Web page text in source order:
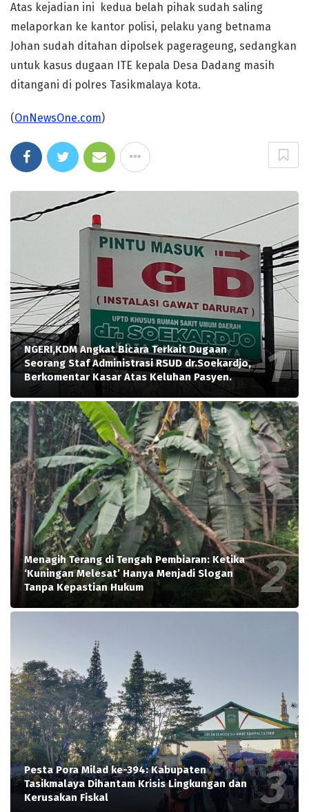
Atas kejadian ini kedua belah pihak sudah saling
melaporkan ke kantor polisi, pelaku yang betnama
Johan sudah ditahan dipolsek pagerageung, sedangkan
untuk kasus dugaan ITE kepala Desa Dadang masih
ditangani di polres Tasikmalaya kota.
(OnNewsOne.com)
NGERI,KDM Angkat Bicara Terkait Dugaan
Seorang Staf Administrasi RSUD dr.Soekardjo,
Berkomentar Kasar Atas Keluhan Pasyen.
Menagih Terang di Tengah Pembiaran: Ketika
‘Kuningan Melesat’ Hanya Menjadi Slogan
Tanpa Kepastian Hukum
Pesta Pora Milad ke-394: Kabupaten
Tasikmalaya Dihantam Krisis Lingkungan dan
Kerusakan Fiskal